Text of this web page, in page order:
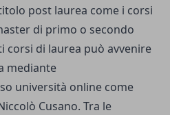
post laurea come i corsi
di primo o secondo
corsi di laurea può avvenire
mediante
università online come
Cusano. Tra le